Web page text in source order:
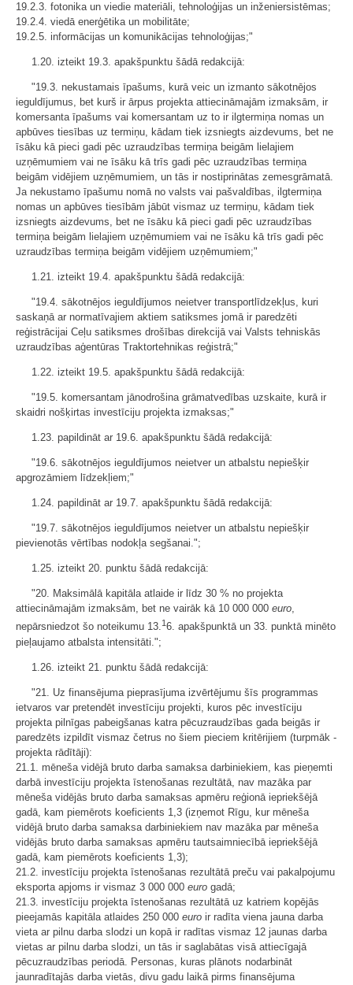
19.2.3. fotonika un viedie materiāli, tehnoloģijas un inženiersistēmas;
19.2.4. viedā enerģētika un mobilitāte;
19.2.5. informācijas un komunikācijas tehnoloģijas;"
1.20. izteikt 19.3. apakšpunktu šādā redakcijā:
"19.3. nekustamais īpašums, kurā veic un izmanto sākotnējos
ieguldījumus, bet kurš ir ārpus projekta attiecināmajām izmaksām, ir
komersanta īpašums vai komersantam uz to ir ilgtermiņa nomas un
apbūves tiesības uz termiņu, kādam tiek izsniegts aizdevums, bet ne
īsāku kā pieci gadi pēc uzraudzības termiņa beigām lielajiem
uzņēmumiem vai ne īsāku kā trīs gadi pēc uzraudzības termiņa
beigām vidējiem uzņēmumiem, un tās ir nostiprinātas zemesgrāmatā.
Ja nekustamo īpašumu nomā no valsts vai pašvaldības, ilgtermiņa
nomas un apbūves tiesībām jābūt vismaz uz termiņu, kādam tiek
izsniegts aizdevums, bet ne īsāku kā pieci gadi pēc uzraudzības
termiņa beigām lielajiem uzņēmumiem vai ne īsāku kā trīs gadi pēc
uzraudzības termiņa beigām vidējiem uzņēmumiem;"
1.21. izteikt 19.4. apakšpunktu šādā redakcijā:
"19.4. sākotnējos ieguldījumos neietver transportlīdzekļus, kuri
saskaņā ar normatīvajiem aktiem satiksmes jomā ir paredzēti
reģistrācijai Ceļu satiksmes drošības direkcijā vai Valsts tehniskās
uzraudzības aģentūras Traktortehnikas reģistrā;"
1.22. izteikt 19.5. apakšpunktu šādā redakcijā:
"19.5. komersantam jānodrošina grāmatvedības uzskaite, kurā ir
skaidri nošķirtas investīciju projekta izmaksas;"
1.23. papildināt ar 19.6. apakšpunktu šādā redakcijā:
"19.6. sākotnējos ieguldījumos neietver un atbalstu nepiešķir
apgrozāmiem līdzekļiem;"
1.24. papildināt ar 19.7. apakšpunktu šādā redakcijā:
"19.7. sākotnējos ieguldījumos neietver un atbalstu nepiešķir
pievienotās vērtības nodokļa segšanai.";
1.25. izteikt 20. punktu šādā redakcijā:
"20. Maksimālā kapitāla atlaide ir līdz 30 % no projekta
attiecināmajām izmaksām, bet ne vairāk kā 10 000 000 euro,
nepārsniedzot šo noteikumu 13.1 6. apakšpunktā un ​33. punktā minēto
pieļaujamo atbalsta intensitāti.";
1.26. izteikt 21. punktu šādā redakcijā:
"21. Uz finansējuma pieprasījuma izvērtējumu šīs programmas
ietvaros var pretendēt investīciju projekti, kuros pēc investīciju
projekta pilnīgas pabeigšanas katra pēcuzraudzības gada beigās ir
paredzēts izpildīt vismaz četrus no šiem pieciem kritērijiem (turpmāk -
projekta rādītāji):
21.1. mēneša vidējā bruto darba samaksa darbiniekiem, kas pieņemti
darbā investīciju projekta īstenošanas rezultātā, nav mazāka par
mēneša vidējās bruto darba samaksas apmēru reģionā iepriekšējā
gadā, kam piemērots koeficients 1,3 (izņemot Rīgu, kur mēneša
vidējā bruto darba samaksa darbiniekiem nav mazāka par mēneša
vidējās bruto darba samaksas apmēru tautsaimniecībā iepriekšējā
gadā, kam piemērots koeficients 1,3);
21.2. investīciju projekta īstenošanas rezultātā preču vai pakalpojumu
eksporta apjoms ir vismaz 3 000 000 euro gadā;
21.3. investīciju projekta īstenošanas rezultātā uz katriem kopējās
pieejamās kapitāla atlaides 250 000 euro ir radīta viena jauna darba
vieta ar pilnu darba slodzi un kopā ir radītas vismaz 12 jaunas darba
vietas ar pilnu darba slodzi, un tās ir saglabātas visā attiecīgajā
pēcuzraudzības periodā. Personas, kuras plānots nodarbināt
jaunradītajās darba vietās, divu gadu laikā pirms finansējuma